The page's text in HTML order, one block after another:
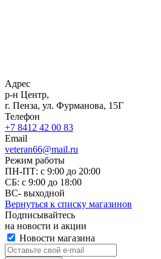
Адрес
р-н Центр,
г. Пенза, ул. Фурманова, 15Г
Телефон
+7 8412 42 00 83
Email
veteran66@mail.ru
Режим работы
ПН-ПТ: с 9:00 до 20:00
СБ: с 9:00 до 18:00
ВС- выходной
Вернуться к списку магазинов
Подписывайтесь
на новости и акции
Новости магазина